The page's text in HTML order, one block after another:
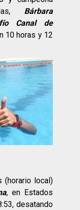
Bárbara
Canal de
10 horas y 12
(horario local)
, en Estados
desatando